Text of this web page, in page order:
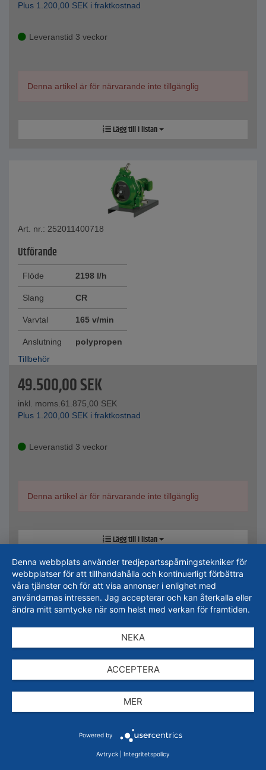
Plus 1.200,00 SEK i fraktkostnad
Leveranstid 3 veckor
Denna artikel är för närvarande inte tillgänglig
Lägg till i listan
Art. nr.: 252011400718
Utförande
Flöde 2198 l/h
Slang CR
Varvtal 165 v/min
Anslutning
polypropen
Tillbehör
49.500,00SEK
inkl. moms.61.875,00 SEK
Plus 1.200,00 SEK i fraktkostnad
Leveranstid 3 veckor
Denna artikel är för närvarande inte tillgänglig
Lägg till i listan
Utförande
rostfritt stål
Denna webbplats använder tredjepartsspårningstekniker för
webbplatser för att tillhandahålla och kontinuerligt förbättra
våra tjänster och för att visa annonser i enlighet med
användarnas intressen. Jag accepterar och kan återkalla eller
ändra mitt samtycke när som helst med verkan för framtiden.
NEKA
ACCEPTERA
MER
Powered by
Avtryck Integritetspolicy